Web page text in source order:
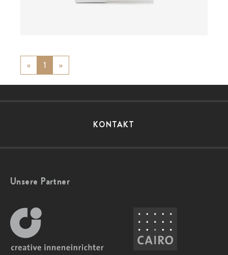
« Previous
1 »
KONTAKT
Unsere Partner